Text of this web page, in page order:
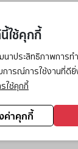
นี้ใช้คุกกี้
าประสิทธิภาพการทำ
การณ์การใช้งานที่ดียิ่
ใช้คุกกี้
ค่าคุกกี้
aclient-side
(see the
information).